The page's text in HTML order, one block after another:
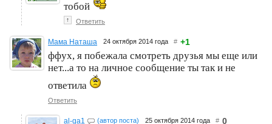
тобой
↑ Ответить
Мама Наташа 24 октября 2014 года # +1
ффух, я побежала смотреть друзья мы еще или
нет...а то на личное сообщение ты так и не
ответила
Ответить
al-ga1 (автор поста) 25 октября 2014 года # 0